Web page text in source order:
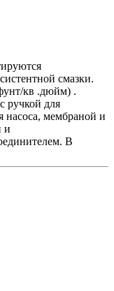
смазки.
кв .дюйм) .
ручкой для
насоса, мембраной и
и
В